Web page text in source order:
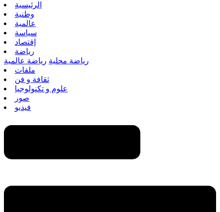
الرئيسية
وطنية
عالمية
سياسة
إقتصاد
رياضة
رياضة محلية رياضة عالمية
ملفات
ثقافة و فن
علوم و تكنولوجيا
صور
فيديو